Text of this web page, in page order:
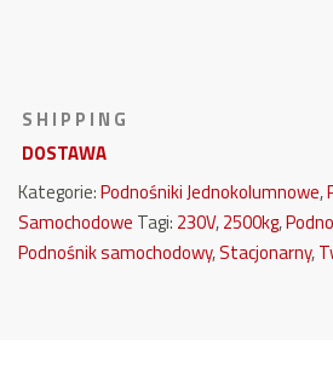
S H I P P I N G
DOSTAWA
Kategorie:Podnośniki Jednokolumnowe,
Samochodowe Tagi: 230V,2500kg,
Podnośnik samochodowy,Stacjonarny,